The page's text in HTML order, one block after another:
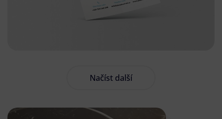
Načíst další